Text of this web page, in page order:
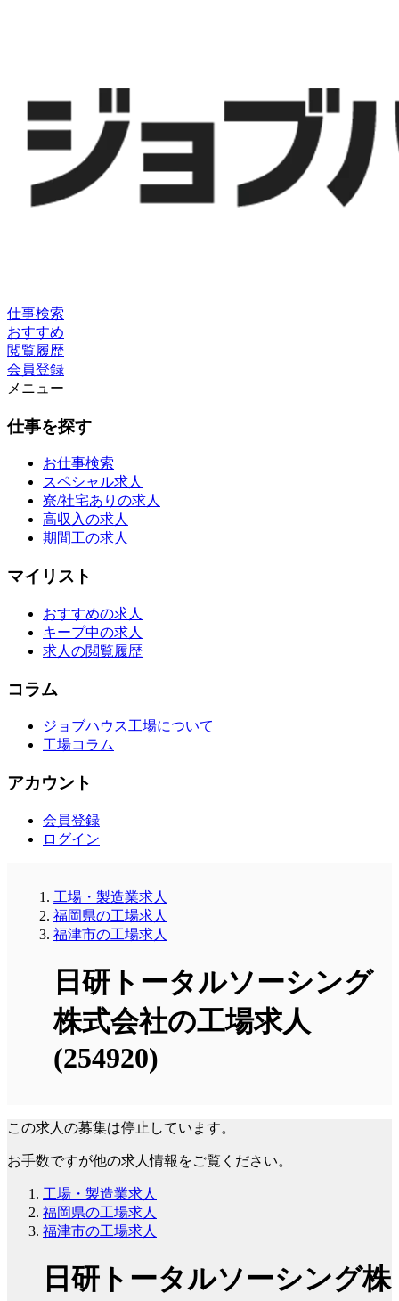
仕事検索
おすすめ
閲覧履歴
会員登録
メニュー
仕事を探す
お仕事検索
スペシャル求人
寮/社宅ありの求人
高収入の求人
期間工の求人
マイリスト
おすすめの求人
キープ中の求人
求人の閲覧履歴
コラム
ジョブハウス工場について
工場コラム
アカウント
会員登録
ログイン
工場・製造業求人
福岡県の工場求人
福津市の工場求人
日研トータルソーシング
株式会社の工場求人
(254920)
この求人の募集は停止しています。
お手数ですが他の求人情報をご覧ください。
工場・製造業求人
福岡県の工場求人
福津市の工場求人
日研トータルソーシング株